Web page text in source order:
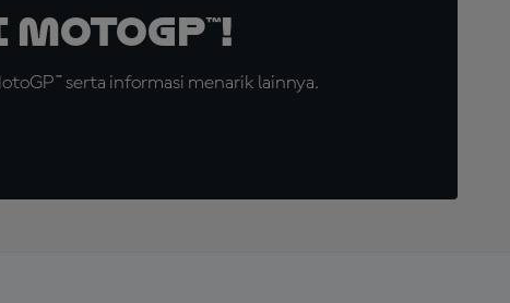
serta informasi menarik lainnya.